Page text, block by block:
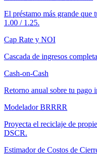
El préstamo más grande que
1.00 / 1.25.
Cap Rate y NOI
Cascada de ingresos
Cash-on-Cash
Retorno anual sobre tu pago
Modelador BRRRR
Proyecta el reciclaje de
DSCR.
Estimador de Costos de